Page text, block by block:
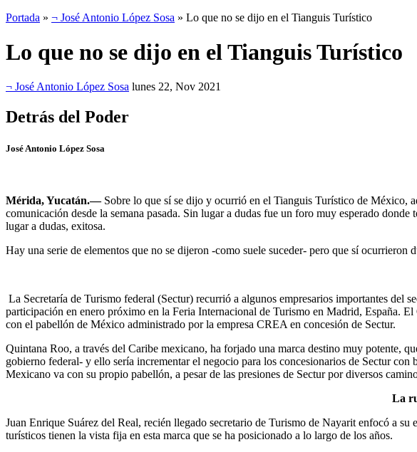
Portada » ¬ José Antonio López Sosa » Lo que no se dijo en el Tianguis Turístico
Lo que no se dijo en el Tianguis Turístico
¬ José Antonio López Sosa lunes 22, Nov 2021
Detrás del Poder
José Antonio López Sosa
Mérida, Yucatán.—Sobre lo que sí se dijo y ocurrió en el Tianguis Turístico de México,
comunicación desde la semana pasada. Sin lugar a dudas fue un foro muy esperado
lugar a dudas, exitosa.
Hay una serie de elementos que no se dijeron -como suele suceder- pero que sí
La Secretaría de Turismo federal (Sectur) recurrió a algunos empresarios importantes del
participación en enero próximo en la Feria Internacional de Turismo en Madrid, España.
con el pabellón de México administrado por la empresa CREA en concesión de Sectur.
Quintana Roo, a través del Caribe mexicano, ha forjado una marca destino muy potente,
gobierno federal- y ello sería incrementar el negocio para los concesionarios de Sectur
Mexicano va con su propio pabellón, a pesar de las presiones de Sectur por diversos
La
Juan Enrique Suárez del Real, recién llegado secretario de Turismo de Nayarit enfocó a
turísticos tienen la vista fija en esta marca que se ha posicionado a lo largo de los años.